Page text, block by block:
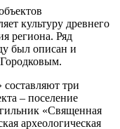
культуру древнего
региона. Ряд
был описан и
три
– поселение
«Священная
археологическая